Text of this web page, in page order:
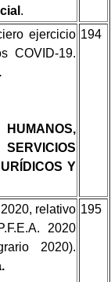
.
ejercicio
COVID-19.
Y
194
relativo
2020
2020).
195